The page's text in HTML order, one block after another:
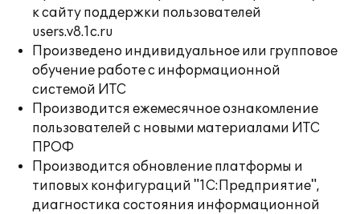
к сайту поддержки пользователей
users.v8.1c.ru
Произведено индивидуальное или групповое
обучение работе с информационной
системой ИТС
Производится ежемесячное ознакомление
пользователей с новыми материалами ИТС
ПРОФ
Производится обновление платформы и
типовых конфигураций "1С:Предприятие",
диагностика состояния информационной